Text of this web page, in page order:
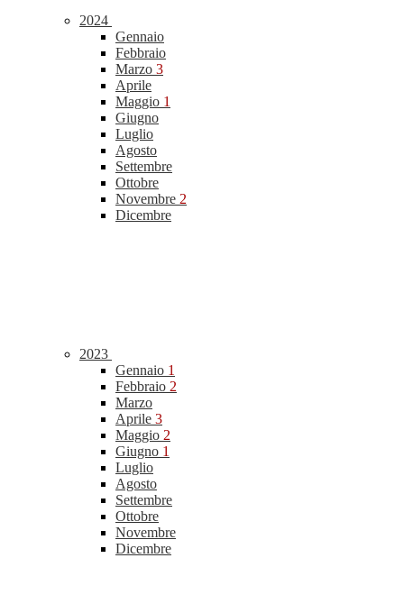
2024
Gennaio
Febbraio
Marzo 3
Aprile
Maggio 1
Giugno
Luglio
Agosto
Settembre
Ottobre
Novembre 2
Dicembre
2023
Gennaio 1
Febbraio 2
Marzo
Aprile 3
Maggio 2
Giugno 1
Luglio
Agosto
Settembre
Ottobre
Novembre
Dicembre